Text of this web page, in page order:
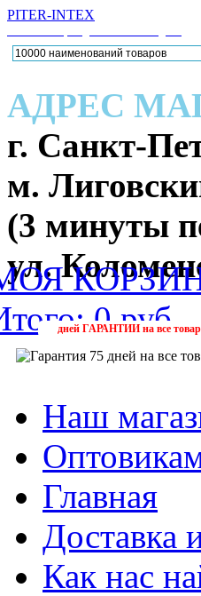
PITER-INTEX
АДРЕС
г. Санкт-
м.
(3 минуты
ул.
0 руб.
дней ГАРАНТИИ на все
Наш
Главная
Доставка
Как нас